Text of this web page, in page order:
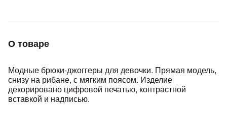
О товаре
Модные брюки-джоггеры для девочки. Прямая модель,
снизу на рибане, с мягким поясом. Изделие
декорировано цифровой печатью, контрастной
вставкой и надписью.
Получайте товар
Оставшиеся75% будут
списываться